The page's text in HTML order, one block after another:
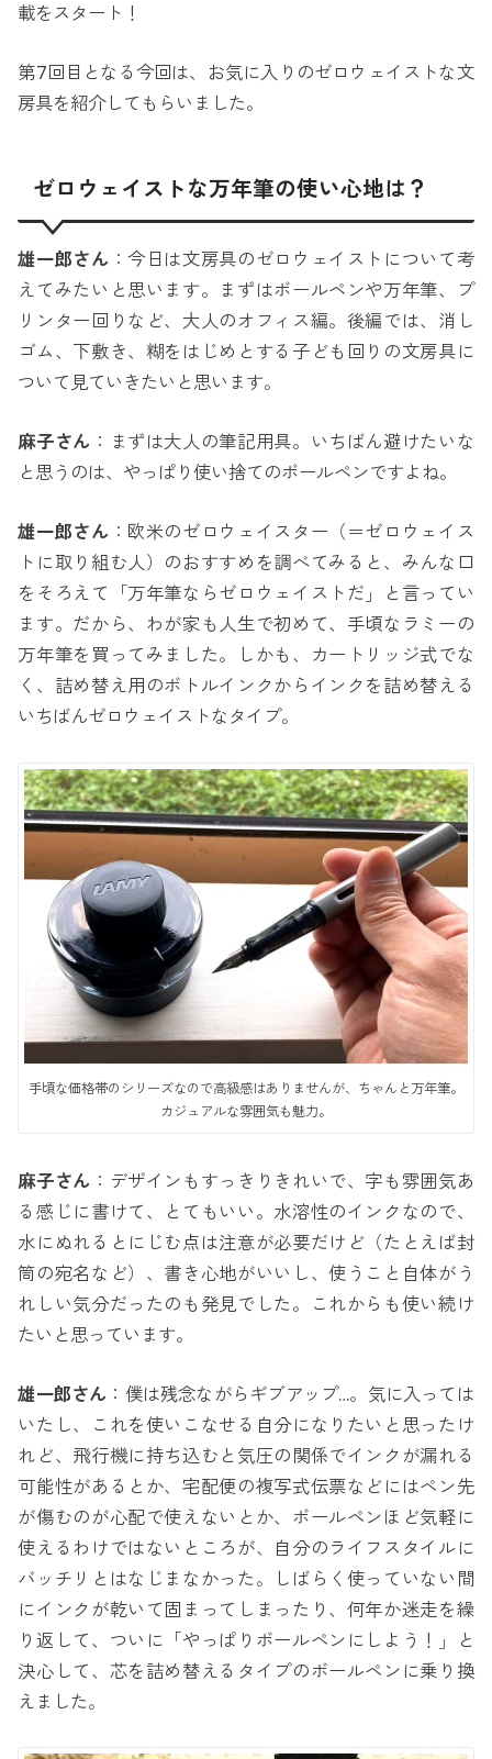
載をスタート！
第7回目となる今回は、お気に入りのゼロウェイストな文
房具を紹介してもらいました。
ゼロウェイストな万年筆の使い心地は？
雄一郎さん ：今日は文房具のゼロウェイストについて考
えてみたいと思います。まずはボールペンや万年筆、プ
リンター回りなど、大人のオフィス編。後編では、消し
ゴム、下敷き、糊をはじめとする子ども回りの文房具に
ついて見ていきたいと思います。
麻子さん ：まずは大人の筆記用具。いちばん避けたいな
と思うのは、やっぱり使い捨てのボールペンですよね。
雄一郎さん ：欧米のゼロウェイスター（＝ゼロウェイス
トに取り組む人）のおすすめを調べてみると、みんな口
をそろえて「万年筆ならゼロウェイストだ」と言ってい
ます。だから、わが家も人生で初めて、手頃なラミーの
万年筆を買ってみました。しかも、カートリッジ式でな
く、詰め替え用のボトルインクからインクを詰め替える
いちばんゼロウェイストなタイプ。
手頃な価格帯のシリーズなので高級感はありませんが、ちゃんと万年筆。
カジュアルな雰囲気も魅力。
麻子さん ：デザインもすっきりきれいで、字も雰囲気あ
る感じに書けて、とてもいい。水溶性のインクなので、
水にぬれるとにじむ点は注意が必要だけど（たとえば封
筒の宛名など）、書き心地がいいし、使うこと自体がう
れしい気分だったのも発見でした。これからも使い続け
たいと思っています。
雄一郎さん ：僕は残念ながらギブアップ…。気に入っては
いたし、これを使いこなせる自分になりたいと思ったけ
れど、飛行機に持ち込むと気圧の関係でインクが漏れる
可能性があるとか、宅配便の複写式伝票などにはペン先
が傷むのが心配で使えないとか、ボールペンほど気軽に
使えるわけではないところが、自分のライフスタイルに
バッチリとはなじまなかった。しばらく使っていない間
にインクが乾いて固まってしまったり、何年か迷走を繰
り返して、ついに「やっぱりボールペンにしよう！」と
決心して、芯を詰め替えるタイプのボールペンに乗り換
えました。